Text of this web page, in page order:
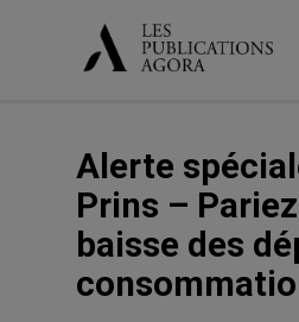
Alerte
Prins –
baisse des